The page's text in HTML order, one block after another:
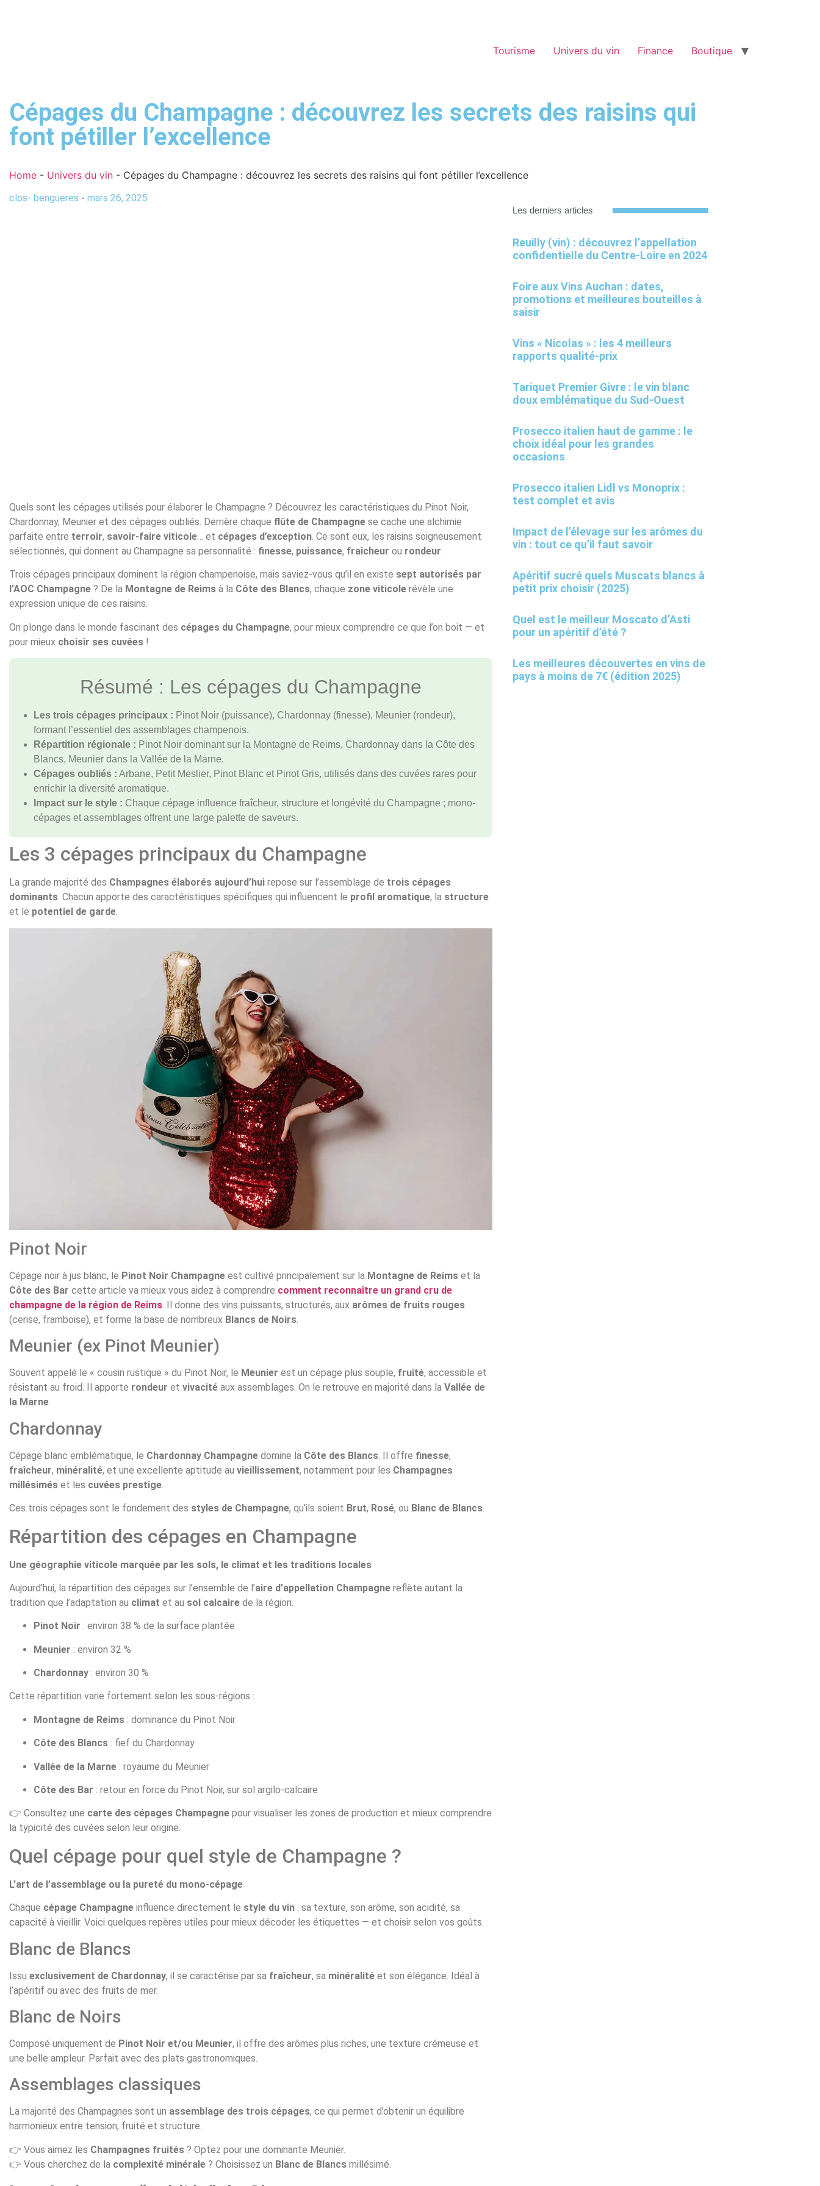
Tourisme Univers du vin Finance Boutique
Cépages du Champagne : découvrez les secrets des raisins qui
font pétiller l’excellence
Home - Univers du vin - Cépages du Champagne : découvrez les secrets des raisins qui font pétiller l’excellence
clos- bengueres mars 26, 2025
Quels sont les cépages utilisés pour élaborer le Champagne ? Découvrez les caractéristiques du Pinot Noir,
Chardonnay, Meunier et des cépages oubliés. Derrière chaque flûte de Champagne se cache une alchimie
parfaite entre terroir, savoir-faire viticole… et cépages d’exception. Ce sont eux, les raisins soigneusement
sélectionnés, qui donnent au Champagne sa personnalité : finesse, puissance, fraîcheur ou rondeur.
Trois cépages principaux dominent la région champenoise, mais saviez-vous qu’il en existe sept autorisés par
l’AOC Champagne ? De la Montagne de Reims à la Côte des Blancs, chaque zone viticole révèle une
expression unique de ces raisins.
On plonge dans le monde fascinant des cépages du Champagne, pour mieux comprendre ce que l’on boit — et
pour mieux choisir ses cuvées !
Résumé : Les cépages du Champagne
Les trois cépages principaux : Pinot Noir (puissance), Chardonnay (finesse), Meunier (rondeur),
formant l’essentiel des assemblages champenois.
Répartition régionale : Pinot Noir dominant sur la Montagne de Reims, Chardonnay dans la Côte des
Blancs, Meunier dans la Vallée de la Marne.
Cépages oubliés : Arbane, Petit Meslier, Pinot Blanc et Pinot Gris, utilisés dans des cuvées rares pour
enrichir la diversité aromatique.
Impact sur le style : Chaque cépage influence fraîcheur, structure et longévité du Champagne ; mono-
cépages et assemblages offrent une large palette de saveurs.
Les 3 cépages principaux du Champagne
La grande majorité des Champagnes élaborés aujourd’hui repose sur l’assemblage de trois cépages
dominants. Chacun apporte des caractéristiques spécifiques qui influencent le profil aromatique, la structure
et le potentiel de garde.
Pinot Noir
Cépage noir à jus blanc, le Pinot Noir Champagne est cultivé principalement sur la Montagne de Reims et la
Côte des Bar cette article va mieux vous aidez à comprendre comment reconnaître un grand cru de
champagne de la région de Reims. Il donne des vins puissants, structurés, aux arômes de fruits rouges
(cerise, framboise), et forme la base de nombreux Blancs de Noirs.
Meunier (ex Pinot Meunier)
Souvent appelé le « cousin rustique » du Pinot Noir, le Meunier est un cépage plus souple, fruité, accessible et
résistant au froid. Il apporte rondeur et vivacité aux assemblages. On le retrouve en majorité dans la Vallée de
la Marne.
Chardonnay
Cépage blanc emblématique, le Chardonnay Champagne domine la Côte des Blancs . Il offre finesse,
fraîcheur, minéralité, et une excellente aptitude au vieillissement, notamment pour les Champagnes
millésimés et les cuvées prestige
Ces trois cépages sont le fondement des styles de Champagne, qu’ils soient Brut, Rosé, ou Blanc de Blancs.
Répartition des cépages en Champagne
Une géographie viticole marquée par les sols, le climat et les traditions locales
Aujourd’hui, la répartition des cépages sur l’ensemble de l’aire d’appellation Champagne reflète autant la
tradition que l’adaptation au climat et au sol calcaire de la région.
Pinot Noir : environ 38 % de la surface plantée
Meunier : environ 32 %
Chardonnay : environ 30 %
Cette répartition varie fortement selon les sous-régions :
Montagne de Reims : dominance du Pinot Noir
Côte des Blancs : fief du Chardonnay
Vallée de la Marne : royaume du Meunier
Côte des Bar : retour en force du Pinot Noir, sur sol argilo-calcaire
👉 Consultez une carte des cépages Champagne pour visualiser les zones de production et mieux comprendre
la typicité des cuvées selon leur origine.
Quel cépage pour quel style de Champagne ?
L’art de l’assemblage ou la pureté du mono-cépage
Chaque cépage Champagne influence directement le style du vin : sa texture, son arôme, son acidité, sa
capacité à vieillir. Voici quelques repères utiles pour mieux décoder les étiquettes — et choisir selon vos goûts.
Blanc de Blancs
Issu exclusivement de Chardonnay, il se caractérise par sa fraîcheur, sa minéralité et son élégance. Idéal à
l’apéritif ou avec des fruits de mer.
Blanc de Noirs
Composé uniquement de Pinot Noir et/ou Meunier, il offre des arômes plus riches, une texture crémeuse et
une belle ampleur. Parfait avec des plats gastronomiques.
Assemblages classiques
La majorité des Champagnes sont un assemblage des trois cépages, ce qui permet d’obtenir un équilibre
harmonieux entre tension, fruité et structure.
👉 Vous aimez les Champagnes fruités ? Optez pour une dominante Meunier.
👉 Vous cherchez de la complexité minérale ? Choisissez un Blanc de Blancs millésimé.
Les derniers articles
Reuilly (vin) : découvrez l’appellation
confidentielle du Centre-Loire en 2024
Foire aux Vins Auchan : dates,
promotions et meilleures bouteilles à
saisir
Vins « Nicolas » : les 4 meilleurs
rapports qualité-prix
Tariquet Premier Givre : le vin blanc
doux emblématique du Sud-Ouest
Prosecco italien haut de gamme : le
choix idéal pour les grandes
occasions
Prosecco italien Lidl vs Monoprix :
test complet et avis
Impact de l’élevage sur les arômes du
vin : tout ce qu’il faut savoir
Apéritif sucré quels Muscats blancs à
petit prix choisir (2025)
Quel est le meilleur Moscato d’Asti
pour un apéritif d’été ?
Les meilleures découvertes en vins de
pays à moins de 7€ (édition 2025)